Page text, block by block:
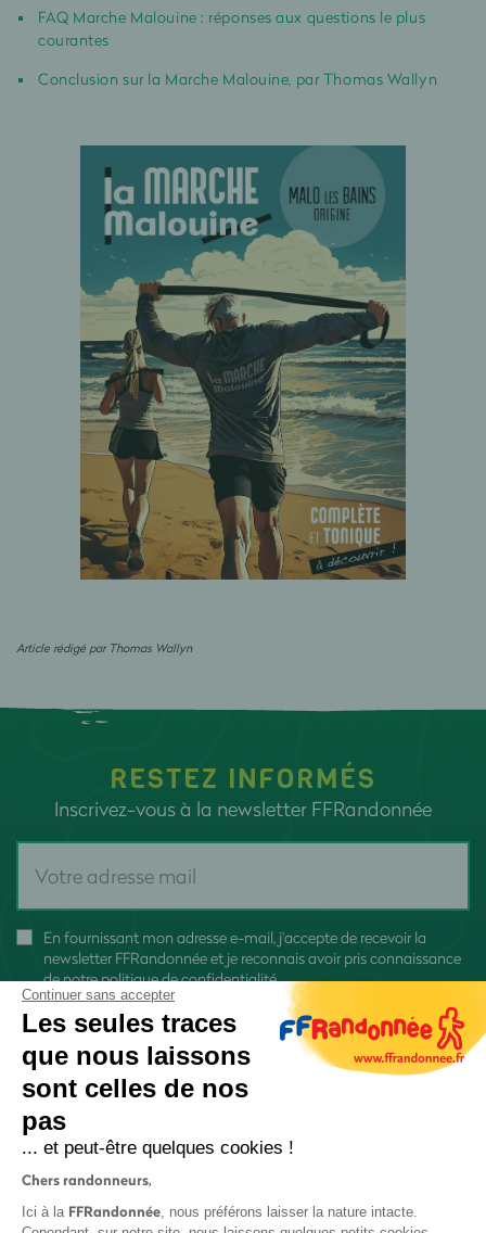
FAQ Marche Malouine : réponses aux questions le plus
courantes
Conclusion sur la Marche Malouine, par Thomas Wallyn
Article rédigé par Thomas Wallyn
RESTEZ INFORMÉS
Inscrivez-vous à la newsletter FFRandonnée
En fournissant mon adresse e-mail, j'accepte de recevoir la
newsletter FFRandonnée et je reconnais avoir pris connaissance
denotre politique de confidentialité
Continuer sans accepter
Les seules traces
que nous laissons
sont celles de nos
pas
... et peut-être quelques cookies !
Chers randonneurs,
Ici à la FFRandonnée, nous préférons laisser la nature intacte.